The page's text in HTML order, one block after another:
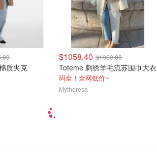
质夹克
$1058.40 $1960.00
Toteme 刺绣羊毛流苏围巾大衣
码全！全网低价~
Mytheresa